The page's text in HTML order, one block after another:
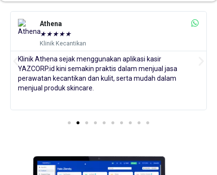
Athena
★★★★★
Klinik Kecantikan
Klinik Athena sejak menggunakan aplikasi kasir
YAZCORP.id kini semakin praktis dalam menjual jasa
perawatan kecantikan dan kulit, serta mudah dalam
menjual produk skincare.